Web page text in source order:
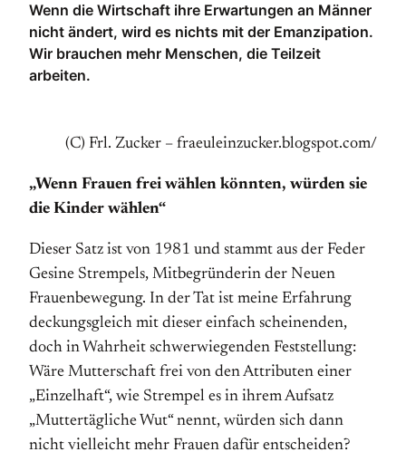
Wenn die Wirtschaft ihre Erwartungen an Männer
nicht ändert, wird es nichts mit der Emanzipation.
Wir brauchen mehr Menschen, die Teilzeit
arbeiten.
(C) Frl. Zucker – fraeuleinzucker.blogspot.com/
„Wenn Frauen frei wählen könnten, würden sie
die Kinder wählen“
Dieser Satz ist von 1981 und stammt aus der Feder
Gesine Strempels, Mitbegründerin der Neuen
Frauenbewegung. In der Tat ist meine Erfahrung
deckungsgleich mit dieser einfach scheinenden,
doch in Wahrheit schwerwiegenden Feststellung:
Wäre Mutterschaft frei von den Attributen einer
„Einzelhaft“, wie Strempel es in ihrem Aufsatz
„Muttertägliche Wut“ nennt, würden sich dann
nicht vielleicht mehr Frauen dafür entscheiden?